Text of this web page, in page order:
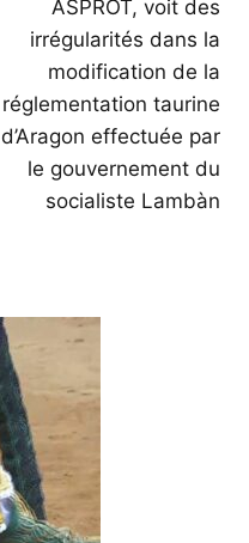
ASPROT, voit des
irrégularités dans la
modification de la
réglementation taurine
d’Aragon effectuée par
le gouvernement du
socialiste Lambàn